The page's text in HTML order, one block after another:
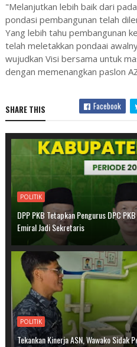
"Melanjutkan lebih baik dari
pondasi pembangunan telah
Yang lebih tahu pembangunan
telah meletakkan pondaai
wujudkan Visi bersama untuk
dengan memenangkan paslon
SHARE THIS Facebook
POLITIK
DPP PKB Tetapkan Pengurus DPC
Emiral Jadi Sekretaris
POLITIK
Tekankan Kinerja ASN, Wawako Sidak